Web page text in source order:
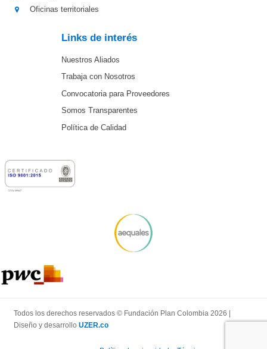
Oficinas territoriales
Links de interés
Nuestros Aliados
Trabaja con Nosotros
Convocatoria para Proveedores
Somos Transparentes
Política de Calidad
Todos los derechos reservados © Fundación Plan Colombia 2026 |
Diseño y desarrollo UZER.co